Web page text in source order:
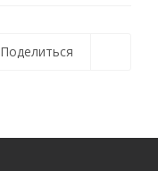
Поделиться